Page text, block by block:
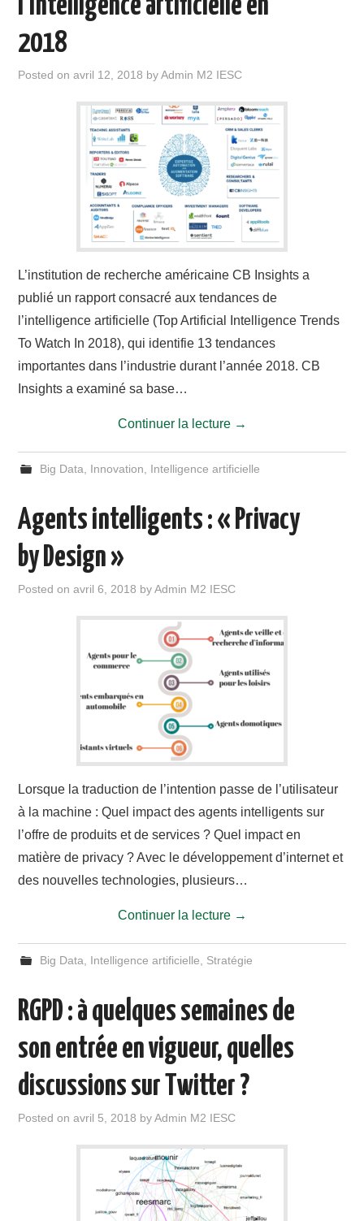
l’intelligence artificielle en
2018
Posted onavril 12, 2018 byAdmin M2 IESC
L’institution de recherche américaine CB Insights a
publié un rapport consacré aux tendances de
l’intelligence artificielle (Top Artificial Intelligence Trends
To Watch In 2018), qui identifie 13 tendances
importantes dans l’industrie durant l’année 2018. CB
Insights a examiné sa base…
Continuer la lecture →
Big Data Innovation Intelligence artificielle
Agents intelligents : « Privacy
by Design »
Posted onavril 6, 2018 byAdmin M2 IESC
Lorsque la traduction de l’intention passe de l’utilisateur
à la machine : Quel impact des agents intelligents sur
l’offre de produits et de services ? Quel impact en
matière de privacy ? Avec le développement d’internet et
des nouvelles technologies, plusieurs…
Continuer la lecture →
Big Data Intelligence artificielle Stratégie
RGPD : à quelques semaines de
son entrée en vigueur, quelles
discussions sur Twitter ?
Posted onavril 5, 2018 byAdmin M2 IESC